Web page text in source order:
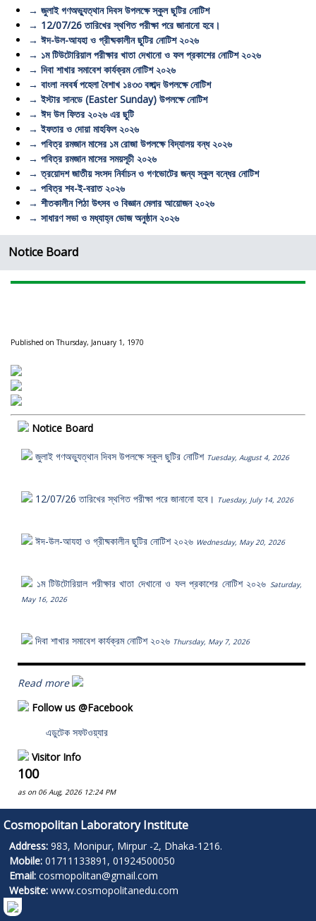
→ জুলাই গণঅভ্যুত্থান দিবস উপলক্ষে স্কুল ছুটির নোটিশ
→ 12/07/26 তারিখের স্থগিত পরীক্ষা পরে জানানো হবে।
→ ঈদ-উল-আযহা ও গ্রীষ্মকালীন ছুটির নোটিশ ২০২৬
→ ১ম টিউটোরিয়াল পরীক্ষার খাতা দেখানো ও ফল প্রকাশের নোটিশ ২০২৬
→ দিবা শাখার সমাবেশ কার্যক্রম নোটিশ ২০২৬
→ বাংলা নববর্ষ পহেলা বৈশাখ ১৪৩৩ বঙ্গাব্দ উপলক্ষে নোটিশ
→ইস্টার সানডে (Easter Sunday) উপলক্ষে নোটিশ
→ ঈদ উল ফিতর ২০২৬ এর ছুটি
→ইফতার ও দোয়া মাহফিল ২০২৬
→ পবিত্র রমজান মাসের ১ম রোজা উপলক্ষে বিদ্যালয় বন্ধ ২০২৬
→ পবিত্র রমজান মাসের সময়সূচী ২০২৬
→ত্রয়োদশ জাতীয় সংসদ নির্বাচন ও গণভোটের জন্য স্কুল বন্ধের নোটিশ
→ পবিত্র শব-ই-বরাত ২০২৬
→ শীতকালীন পিঠা উৎসব ও বিজ্ঞান মেলার আয়োজন ২০২৬
→ সাধারণ সভা ও মধ্যাহ্ন ভোজ অনুষ্ঠান ২০২৬
Notice Board
Published on Thursday, January 1, 1970
Notice Board
জুলাই গণঅভ্যুত্থান দিবস উপলক্ষে স্কুল ছুটির নোটিশ Tuesday, August 4, 2026
12/07/26 তারিখের স্থগিত পরীক্ষা পরে জানানো হবে। Tuesday, July 14, 2026
ঈদ-উল-আযহা ও গ্রীষ্মকালীন ছুটির নোটিশ ২০২৬ Wednesday, May 20, 2026
১ম টিউটোরিয়াল পরীক্ষার খাতা দেখানো ও ফল প্রকাশের নোটিশ ২০২৬Saturday,
May 16, 2026
দিবা শাখার সমাবেশ কার্যক্রম নোটিশ ২০২৬ Thursday, May 7, 2026
Read more
Follow us @Facebook
এডুটেক সফটওয়্যার
Visitor Info
100
as on 06 Aug, 2026 12:24 PM
Cosmopolitan Laboratory Institute
Address: 983, Monipur, Mirpur -2, Dhaka-1216.
Mobile: 01711133891, 01924500050
Email: cosmopolitan@gmail.com
Website: www.cosmopolitanedu.com